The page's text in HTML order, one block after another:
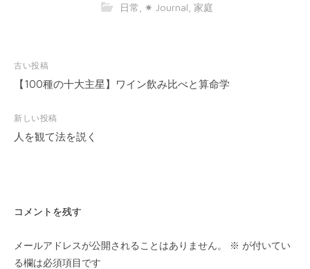
日常 ✷ Journal 家庭
投
稿
ビ
ー
古い投稿
【100種の十大主星】ワイン飲み比べと算命学
新しい投稿
人を観て法を説く
コメントを残す
メールアドレスが公開されることはありません。 ※ が付いてい
る欄は必須項目です